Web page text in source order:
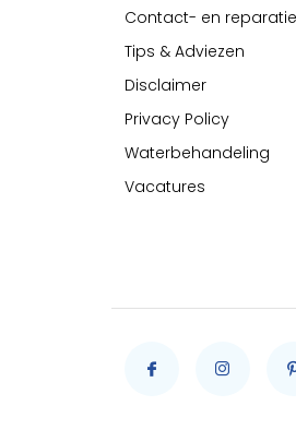
Contact- en
Tips & Adviezen
Disclaimer
Privacy Policy
Waterbehandeling
Vacatures